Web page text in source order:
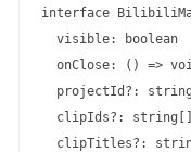
interface
  visible: boolean
onClose: () =>
  projectId?: string
  clipIds?: string[]
clipTitles?: